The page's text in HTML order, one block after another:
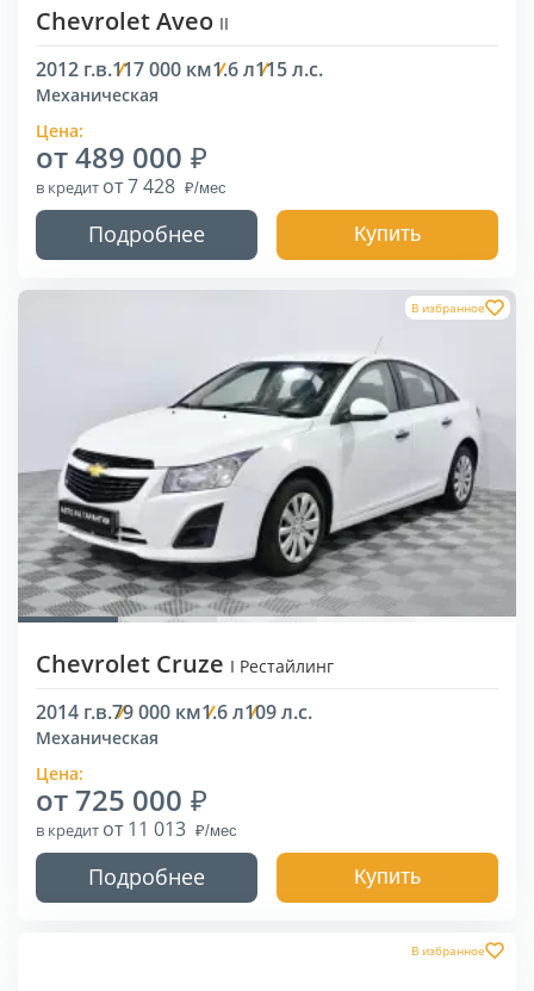
Chevrolet Aveo II
2012 г.в.117 000 км1.6 л115 л.с.
Механическая
Цена:
от 489 000
в кредит от 7 428
Подробнее Купить
В избранное
Chevrolet Cruze I Рестайлинг
2014 г.в.79 000 км1.6 л109 л.с.
Механическая
Цена:
от 725 000
в кредит от 11 013
Подробнее Купить
В избранное